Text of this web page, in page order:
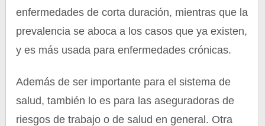
enfermedades de corta duración, mientras que la
prevalencia se aboca a los casos que ya existen,
y es más usada para enfermedades crónicas.
Además de ser importante para el sistema de
salud, también lo es para las aseguradoras de
riesgos de trabajo o de salud en general. Otra